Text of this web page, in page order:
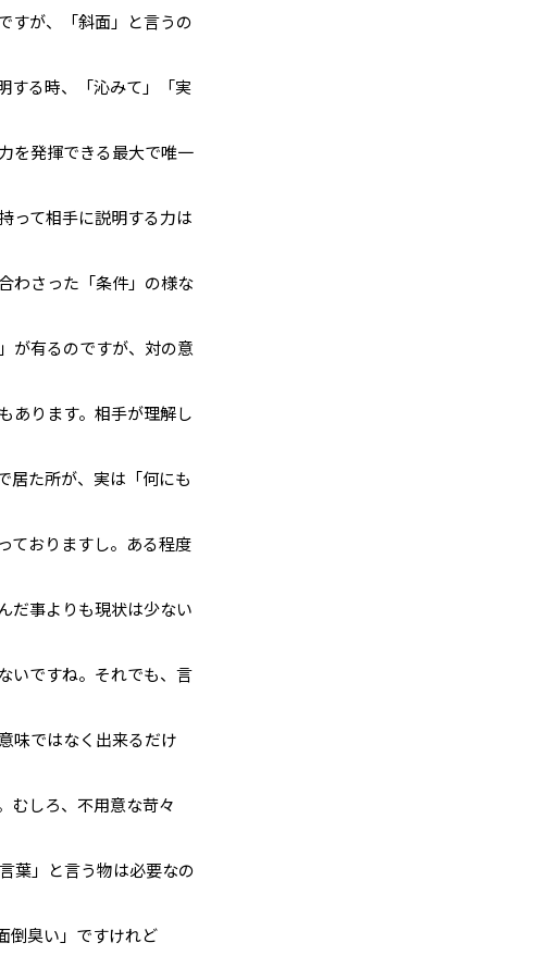
すが、「斜面」と言うの
する時、「沁みて」「実
を発揮できる最大で唯一
って相手に説明する力は
わさった「条件」の様な
が有るのですが、対の意
あります。相手が理解し
居た所が、実は「何にも
ておりますし。ある程度
だ事よりも現状は少ない
いですね。それでも、言
味ではなく出来るだけ
むしろ、不用意な苛々
葉」と言う物は必要なの
倒臭い」ですけれど